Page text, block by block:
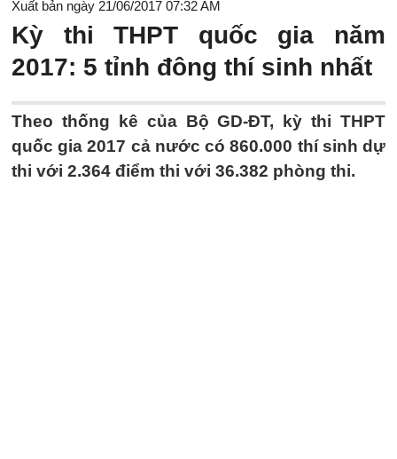
Xuất bản ngày 21/06/2017 07:32 AM
Kỳ thi THPT quốc gia năm
2017: 5 tỉnh đông thí sinh nhất
Theo thống kê của Bộ GD-ĐT, kỳ thi THPT
quốc gia 2017 cả nước có 860.000 thí sinh dự
thi với 2.364 điểm thi với 36.382 phòng thi.